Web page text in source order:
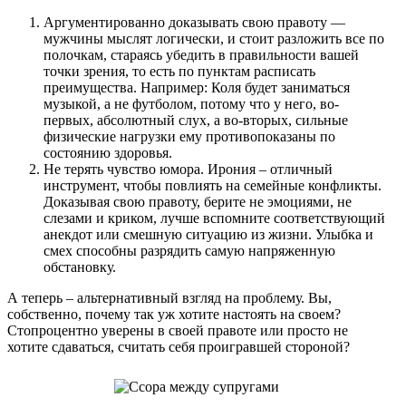
Аргументированно доказывать свою правоту —
мужчины мыслят логически, и стоит разложить все по
полочкам, стараясь убедить в правильности вашей
точки зрения, то есть по пунктам расписать
преимущества. Например: Коля будет заниматься
музыкой, а не футболом, потому что у него, во-
первых, абсолютный слух, а во-вторых, сильные
физические нагрузки ему противопоказаны по
состоянию здоровья.
Не терять чувство юмора. Ирония – отличный
инструмент, чтобы повлиять на семейные конфликты.
Доказывая свою правоту, берите не эмоциями, не
слезами и криком, лучше вспомните соответствующий
анекдот или смешную ситуацию из жизни. Улыбка и
смех способны разрядить самую напряженную
обстановку.
А теперь – альтернативный взгляд на проблему. Вы,
собственно, почему так уж хотите настоять на своем?
Стопроцентно уверены в своей правоте или просто не
хотите сдаваться, считать себя проигравшей стороной?